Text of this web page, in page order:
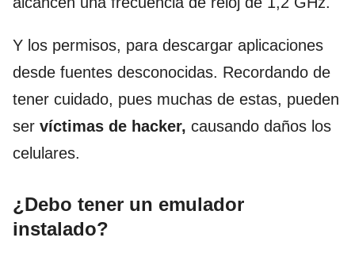
Y los permisos, para descargar aplicaciones
desde fuentes desconocidas. Recordando de
tener cuidado, pues muchas de estas, pueden
ser víctimas de hacker, causando daños los
celulares.
¿Debo tener un emulador
instalado?